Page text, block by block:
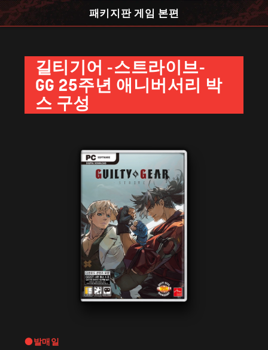
패키지판 게임 본편
길티기어 -스트라이브-
GG 25주년 애니버서리 박
스 구성
●발매일
니다. 중복 구입에 주의하여 주십시오.